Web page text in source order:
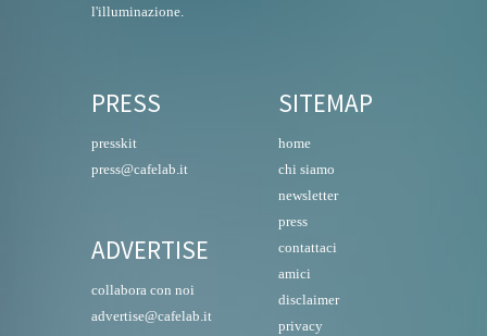
l'illuminazione.
PRESS
presskit
press@cafelab.it
ADVERTISE
collabora con noi
advertise@cafelab.it
SITEMAP
home
chi siamo
newsletter
press
contattaci
amici
disclaimer
privacy